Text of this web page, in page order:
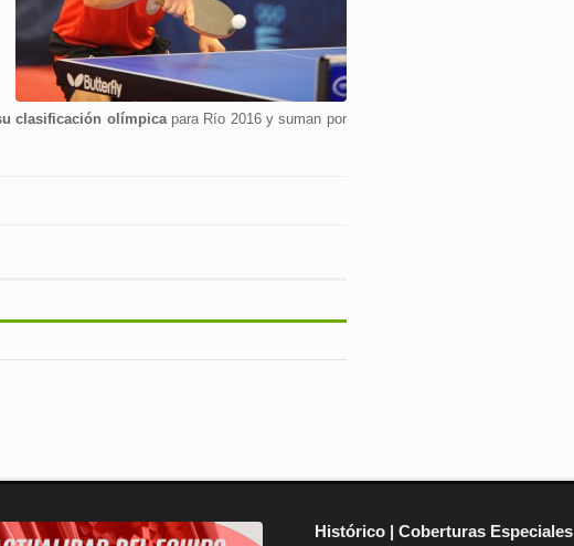
clasificación olímpicapara Río 2016 y suman por
Histórico | Coberturas Especiales